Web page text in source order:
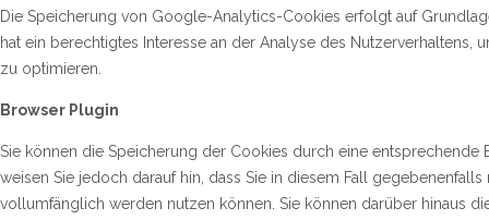
Die Speicherung von Google-Analytics-Cookies erfolgt auf
hat ein berechtigtes Interesse an der Analyse des
zu optimieren.
Browser Plugin
Sie können die Speicherung der Cookies durch eine entsprechende
weisen Sie jedoch darauf hin, dass Sie in diesem Fall
vollumfänglich werden nutzen können. Sie können darüber hinaus